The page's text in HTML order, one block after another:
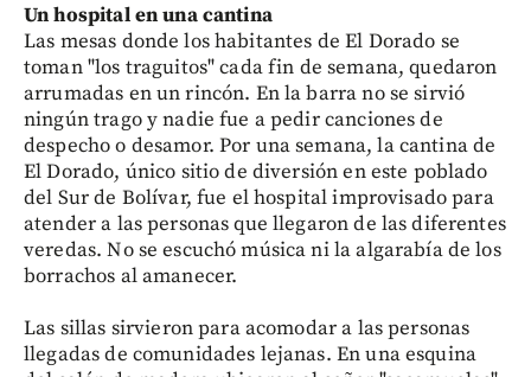
Un hospital en una cantina
Las mesas donde los habitantes de El Dorado se
toman "los traguitos" cada fin de semana, quedaron
arrumadas en un rincón. En la barra no se sirvió
ningún trago y nadie fue a pedir canciones de
despecho o desamor. Por una semana, la cantina de
El Dorado, único sitio de diversión en este poblado
del Sur de Bolívar, fue el hospital improvisado para
atender a las personas que llegaron de las diferentes
veredas. No se escuchó música ni la algarabía de los
borrachos al amanecer.
Las sillas sirvieron para acomodar a las personas
llegadas de comunidades lejanas. En una esquina